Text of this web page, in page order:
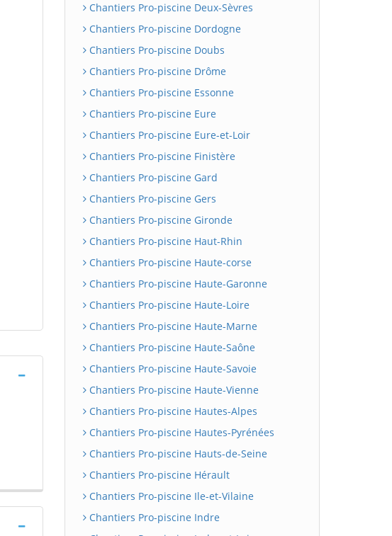
Chantiers Pro-piscine Deux-Sèvres
Chantiers Pro-piscine Dordogne
Chantiers Pro-piscine Doubs
Chantiers Pro-piscine Drôme
Chantiers Pro-piscine Essonne
Chantiers Pro-piscine Eure
Chantiers Pro-piscine Eure-et-Loir
Chantiers Pro-piscine Finistère
Chantiers Pro-piscine Gard
Chantiers Pro-piscine Gers
Chantiers Pro-piscine Gironde
Chantiers Pro-piscine Haut-Rhin
Chantiers Pro-piscine Haute-corse
Chantiers Pro-piscine Haute-Garonne
Chantiers Pro-piscine Haute-Loire
Chantiers Pro-piscine Haute-Marne
Chantiers Pro-piscine Haute-Saône
Chantiers Pro-piscine Haute-Savoie
Chantiers Pro-piscine Haute-Vienne
Chantiers Pro-piscine Hautes-Alpes
Chantiers Pro-piscine Hautes-Pyrénées
Chantiers Pro-piscine Hauts-de-Seine
Chantiers Pro-piscine Hérault
Chantiers Pro-piscine Ile-et-Vilaine
Chantiers Pro-piscine Indre